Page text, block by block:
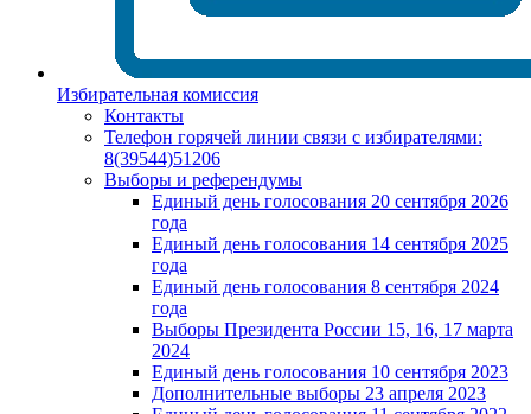
Избирательная комиссия
Контакты
Телефон горячей линии связи с избирателями:
8(39544)51206
Выборы и референдумы
Единый день голосования 20 сентября 2026
года
Единый день голосования 14 сентября 2025
года
Единый день голосования 8 сентября 2024
года
Выборы Президента России 15, 16, 17 марта
2024
Единый день голосования 10 сентября 2023
Дополнительные выборы 23 апреля 2023